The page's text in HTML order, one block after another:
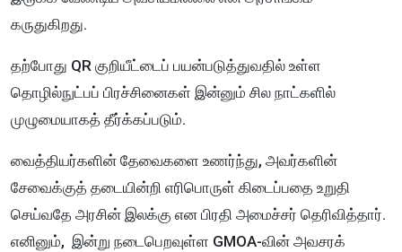
கருதுகிறது.
தற்போது QR குறியீட்டைப் பயன்படுத்துவதில் உள்ள
தொழில்நுட்பப் பிரச்சினைகள் இன்னும் சில நாட்களில்
முழுமையாகத் தீர்க்கப்படும்.
வைத்தியர்களின் தேவைகளை உணர்ந்து, அவர்களின்
சேவைக்குத் தடையின்றி எரிபொருள் கிடைப்பதை உறுதி
செய்வதே அரசின் இலக்கு என பிரதி அமைச்சர் தெரிவித்தார்.
எனினும், இன்று நடைபெறவுள்ள GMOA-வின் அவசரக்